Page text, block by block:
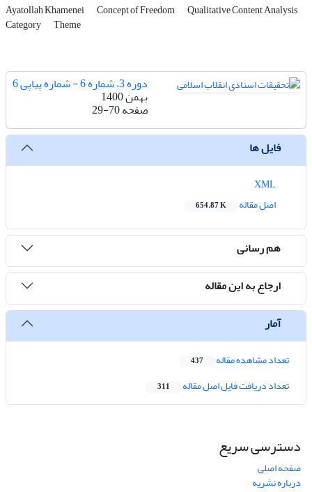
Ayatollah Khamenei Concept of Freedom Qualitative Content Analysis
Category Theme
دوره 3، شماره 6 - شماره پیاپی 6
بهمن 1400
صفحه29-70
فایل ها
اصل مقاله
654.87 K
هم رسانی
ارجاع به این مقاله
آمار
تعداد مشاهده مقاله 437
تعداد دریافت فایل اصل مقاله 311
دسترسی سریع
صفحه اصلی
درباره نشریه